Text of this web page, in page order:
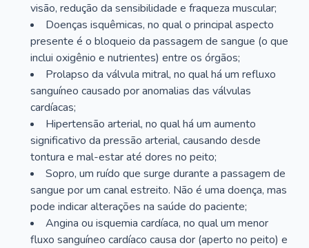
visão, redução da sensibilidade e fraqueza muscular;
Doenças isquêmicas, no qual o principal aspecto
presente é o bloqueio da passagem de sangue (o que
inclui oxigênio e nutrientes) entre os órgãos;
Prolapso da válvula mitral, no qual há um refluxo
sanguíneo causado por anomalias das válvulas
cardíacas;
Hipertensão arterial, no qual há um aumento
significativo da pressão arterial, causando desde
tontura e mal-estar até dores no peito;
Sopro, um ruído que surge durante a passagem de
sangue por um canal estreito. Não é uma doença, mas
pode indicar alterações na saúde do paciente;
Angina ou isquemia cardíaca, no qual um menor
fluxo sanguíneo cardíaco causa dor (aperto no peito) e